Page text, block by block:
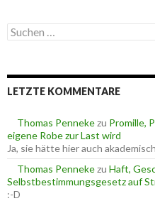
g
o
n
S
u
e
n
c
h
:
LETZTE KOMMENTARE
Thomas Pennekezu Promille,
eigene Robe zur Last wird
Ja, sie hätte hier auch
Thomas Pennekezu Haft,
Selbstbestimmungsgesetz auf
:-D